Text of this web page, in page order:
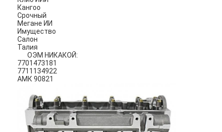
Кангоо
Срочный
Мегане ИИ
Имущество
Салон
Талия
ОЭМ НИКАКОЙ:
7701473181
7711134922
АМК 90821